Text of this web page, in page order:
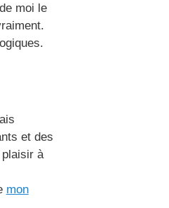
moi le
et des
à
mon